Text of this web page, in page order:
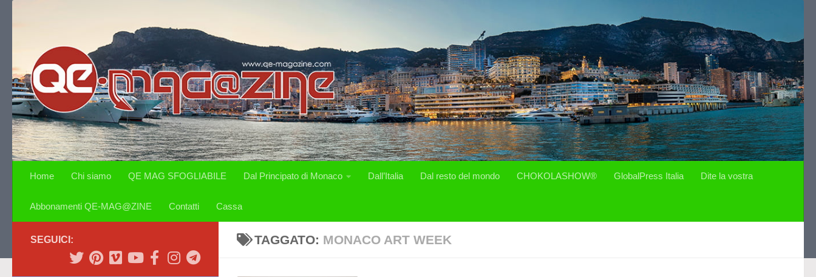
Home Chi siamo QE MAG SFOGLIABILE Dal Principato di Monaco Dall’Italia Dal resto del mondo CHOKOLASHOW® GlobalPress Italia Dite la vostra
Abbonamenti QE-MAG@ZINE Contatti Cassa
TAGGATO: MONACO ART WEEK
SEGUICI: